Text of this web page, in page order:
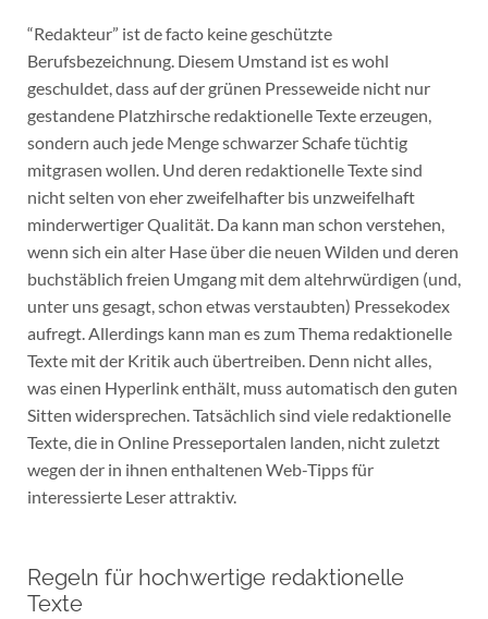
“Redakteur” ist de facto keine geschützte
Berufsbezeichnung. Diesem Umstand ist es wohl
geschuldet, dass auf der grünen Presseweide nicht nur
gestandene Platzhirsche redaktionelle Texte erzeugen,
sondern auch jede Menge schwarzer Schafe tüchtig
mitgrasen wollen. Und deren redaktionelle Texte sind
nicht selten von eher zweifelhafter bis unzweifelhaft
minderwertiger Qualität. Da kann man schon verstehen,
wenn sich ein alter Hase über die neuen Wilden und deren
buchstäblich freien Umgang mit dem altehrwürdigen (und,
unter uns gesagt, schon etwas verstaubten) Pressekodex
aufregt. Allerdings kann man es zum Thema redaktionelle
Texte mit der Kritik auch übertreiben. Denn nicht alles,
was einen Hyperlink enthält, muss automatisch den guten
Sitten widersprechen. Tatsächlich sind viele redaktionelle
Texte, die in Online Presseportalen landen, nicht zuletzt
wegen der in ihnen enthaltenen Web-Tipps für
interessierte Leser attraktiv.
Regeln für hochwertige redaktionelle
Texte